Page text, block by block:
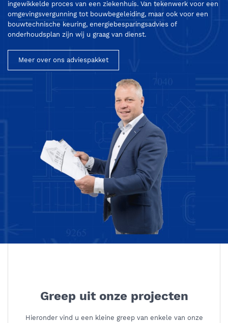
ingewikkelde proces van een ziekenhuis. Van tekenwerk voor een
omgevingsvergunning tot bouwbegeleiding, maar ook voor een
bouwtechnische keuring, energiebesparingsadvies of
onderhoudsplan zijn wij u graag van dienst.
Meer over ons adviespakket
Greep uit onze projecten
Hieronder vind u een kleine greep van enkele van onze